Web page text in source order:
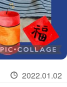
2022.01.02